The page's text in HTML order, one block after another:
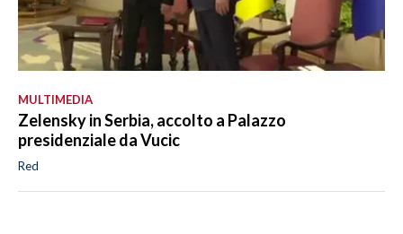
MULTIMEDIA
Zelensky in Serbia, accolto a Palazzo
presidenziale da Vucic
Red